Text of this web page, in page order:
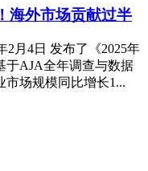
海外市场贡献过半
2月4日 发布了《2025年
于AJA全年调查与数据
场规模同比增长1...